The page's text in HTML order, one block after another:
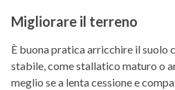
Migliorare il terreno
È buona pratica arricchire il suolo
stabile, come stallatico maturo o
meglio se a lenta cessione e